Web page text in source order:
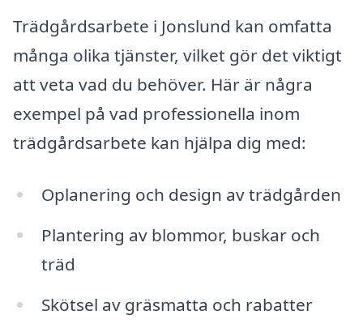
Trädgårdsarbete i Jonslund kan omfatta
många olika tjänster, vilket gör det viktigt
att veta vad du behöver. Här är några
exempel på vad professionella inom
trädgårdsarbete kan hjälpa dig med:
Oplanering och design av trädgården
Plantering av blommor, buskar och
träd
Skötsel av gräsmatta och rabatter